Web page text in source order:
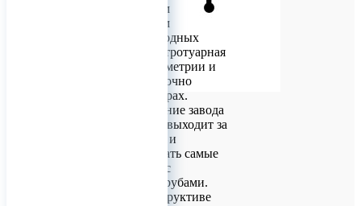
В наши дни самым
распространенным
покрытием пешеходных
дорожек является тротуарная
плитка разной геометрии и
цветов при достаточно
компактных размерах.
Однако оборудование завода
«М-Конструктор» выходит за
привычные рамки и
позволяет формовать самые
настоящие плиты с
армированием и трубами.
Расскажем о конструктиве